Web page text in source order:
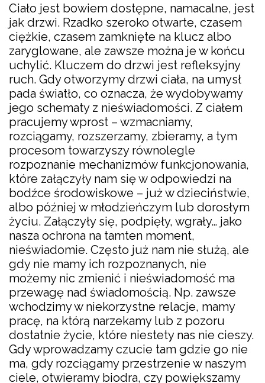
Ciało jest bowiem dostępne, namacalne, jest
jak drzwi. Rzadko szeroko otwarte, czasem
ciężkie, czasem zamknięte na klucz albo
zaryglowane, ale zawsze można je w końcu
uchylić. Kluczem do drzwi jest refleksyjny
ruch. Gdy otworzymy drzwi ciała, na umysł
pada światło, co oznacza, że wydobywamy
jego schematy z nieświadomości. Z ciałem
pracujemy wprost – wzmacniamy,
rozciągamy, rozszerzamy, zbieramy, a tym
procesom towarzyszy równolegle
rozpoznanie mechanizmów funkcjonowania,
które załączyły nam się w odpowiedzi na
bodźce środowiskowe – już w dzieciństwie,
albo później w młodzieńczym lub dorosłym
życiu. Załączyły się, podpięły, wgrały… jako
nasza ochrona na tamten moment,
nieświadomie. Często już nam nie służą, ale
gdy nie mamy ich rozpoznanych, nie
możemy nic zmienić i nieświadomość ma
przewagę nad świadomością. Np. zawsze
wchodzimy w niekorzystne relacje, mamy
pracę, na którą narzekamy lub z pozoru
dostatnie życie, które niestety nas nie cieszy.
Gdy wprowadzamy czucie tam gdzie go nie
ma, gdy rozciągamy przestrzenie w naszym
ciele, otwieramy biodra, czy powiększamy